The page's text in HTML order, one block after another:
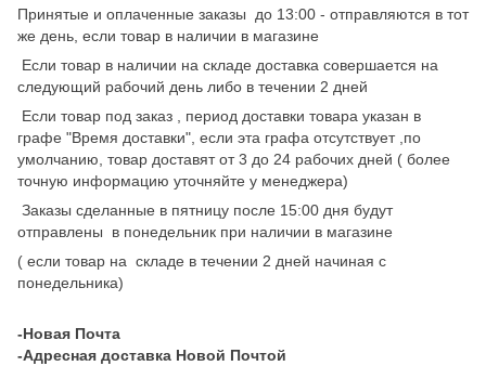
Принятые и оплаченные заказы до 13:00 - отправляются в тот
же день, если товар в наличии в магазине
Если товар в наличии на складе доставка совершается на
следующий рабочий день либо в течении 2 дней
Если товар под заказ , период доставки товара указан в
графе "Время доставки", если эта графа отсутствует ,по
умолчанию, товар доставят от 3 до 24 рабочих дней ( более
точную информацию уточняйте у менеджера)
Заказы сделанные в пятницу после 15:00 дня будут
отправлены в понедельник при наличии в магазине
( если товар на складе в течении 2 дней начиная с
понедельника)
-Новая Почта
-Адресная доставка Новой Почтой